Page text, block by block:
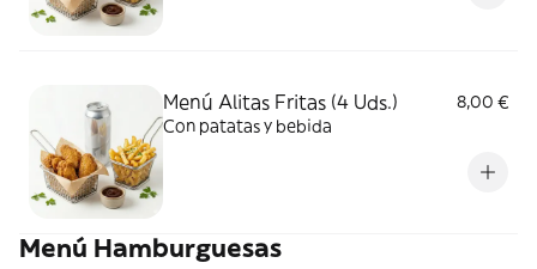
Menú Alitas Fritas (4 Uds.)
8,00 €
Con patatas y bebida
Menú Hamburguesas